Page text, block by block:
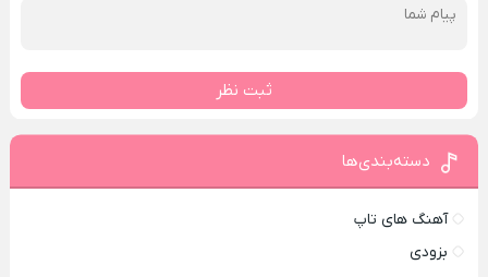
ثبت نظر
دسته‌بندی‌ها
آهنگ های تاپ
بزودی